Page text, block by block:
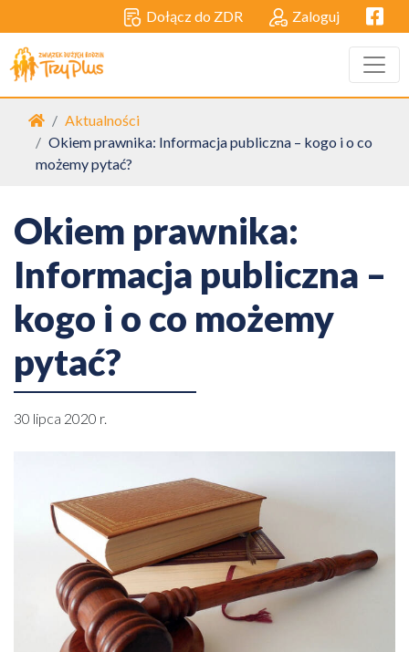
Dołącz do ZDR Zaloguj
Strona główna
Aktualności
Okiem prawnika: Informacja publiczna – kogo i o co
możemy pytać?
Okiem prawnika:
Informacja publiczna –
kogo i o co możemy
pytać?
30 lipca 2020 r.